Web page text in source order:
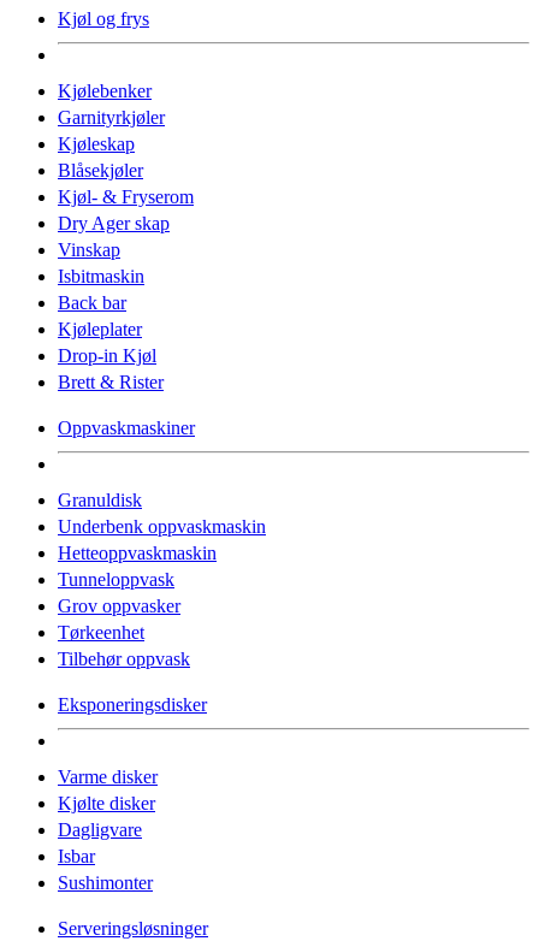
Kjøl og frys
Kjølebenker
Garnityrkjøler
Kjøleskap
Blåsekjøler
Kjøl- & Fryserom
Dry Ager skap
Vinskap
Isbitmaskin
Back bar
Kjøleplater
Drop-in Kjøl
Brett & Rister
Oppvaskmaskiner
Granuldisk
Underbenk oppvaskmaskin
Hetteoppvaskmaskin
Tunneloppvask
Grov oppvasker
Tørkeenhet
Tilbehør oppvask
Eksponeringsdisker
Varme disker
Kjølte disker
Dagligvare
Isbar
Sushimonter
Serveringsløsninger